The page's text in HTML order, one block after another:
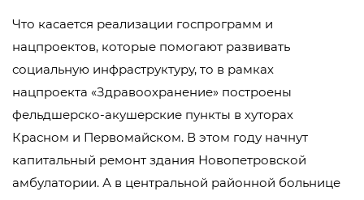
Что касается реализации госпрограмм и
нацпроектов, которые помогают развивать
социальную инфраструктуру, то в рамках
нацпроекта «Здравоохранение» построены
фельдшерско-акушерские пункты в хуторах
Красном и Первомайском. В этом году начнут
капитальный ремонт здания Новопетровской
амбулатории. А в центральной районной больнице